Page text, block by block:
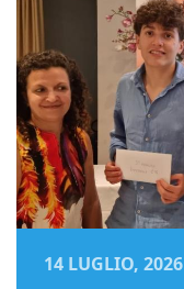
14 LUGLIO, 2026